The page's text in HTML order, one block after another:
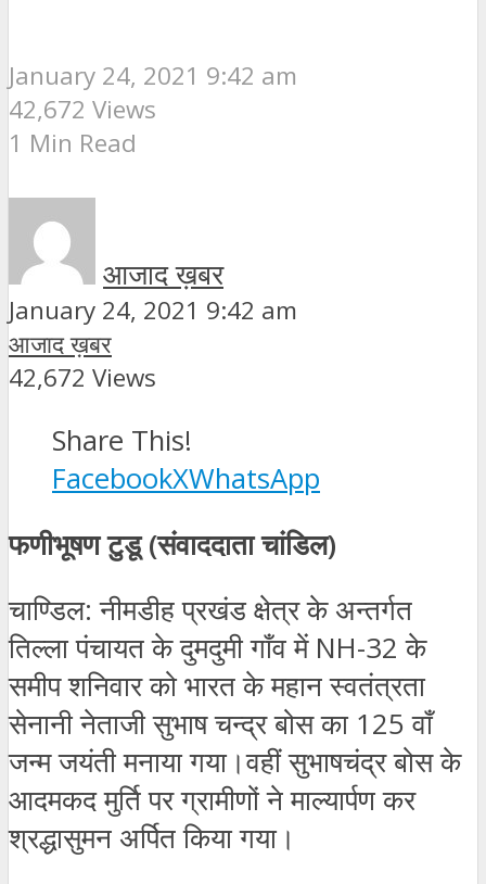
January 24, 2021 9:42 am
42,672 Views
1 Min Read
आजाद ख़बर
January 24, 2021 9:42 am
आजाद ख़बर
42,672 Views
Share This!
FacebookXWhatsApp
फणीभूषण टुडू (संवाददाता चांडिल)
चाण्डिल: नीमडीह प्रखंड क्षेत्र के अन्तर्गत
तिल्ला पंचायत के दुमदुमी गाँव में NH-32 के
समीप शनिवार को भारत के महान स्वतंत्रता
सेनानी नेताजी सुभाष चन्द्र बोस का 125 वाँ
जन्म जयंती मनाया गया।वहीं सुभाषचंद्र बोस के
आदमकद मुर्ति पर ग्रामीणों ने माल्यार्पण कर
श्रद्धासुमन अर्पित किया गया।